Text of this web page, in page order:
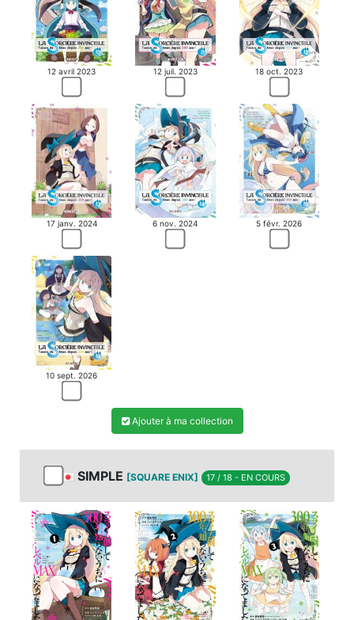
12 avril 2023 12 juil. 2023 18 oct. 2023
17 janv. 2024 6 nov. 2024 5 févr. 2026
10 sept. 2026
Ajouter à ma collection
SIMPLE [SQUARE ENIX] 17 / 18 - EN COURS